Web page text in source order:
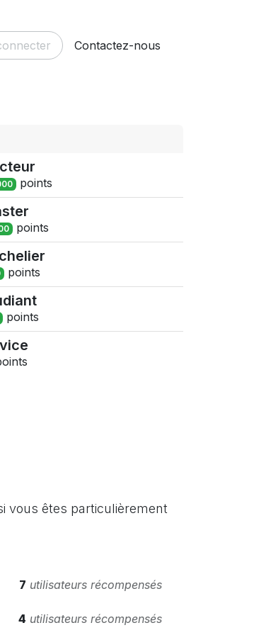
Contactez-nous
points
points
points
points
s
vous êtes particulièrement
7 utilisateurs récompensés
4 utilisateurs récompensés